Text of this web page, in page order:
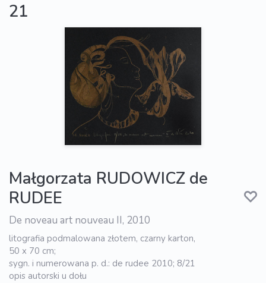
21
Małgorzata RUDOWICZ de
RUDEE
De noveau art nouveau II, 2010
litografia podmalowana złotem, czarny karton,
50 x 70 cm;
sygn. i numerowana p. d.: de rudee 2010; 8/21
opis autorski u dołu